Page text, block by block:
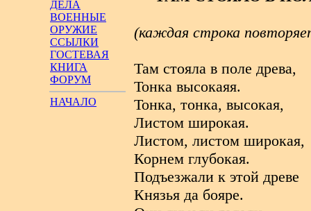
ДЕЛА
ВОЕННЫЕ
ОРУЖИЕ
ССЫЛКИ
ГОСТЕВАЯ
КНИГА
ФОРУМ
НАЧАЛО
(каждая строка
Там стояла в поле древа,
Тонка высокаяя.
Тонка, тонка, высокая,
Листом широкая.
Листом, листом широкая,
Корнем глубокая.
Подъезжали к этой древе
Князья да бояре.